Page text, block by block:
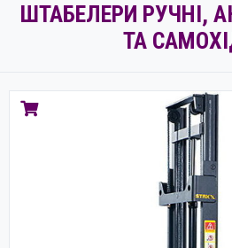
ШТАБЕЛЕРИ РУЧНІ,
ТА